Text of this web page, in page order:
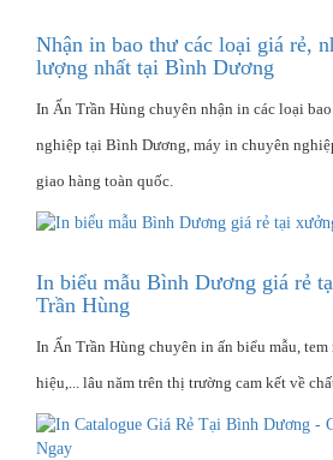
Nhận in bao thư các loại giá rẻ,
lượng nhất tại Bình Dương
In Ấn Trần Hùng chuyên nhận in các loại
nghiệp tại Bình Dương, máy in chuyên
giao hàng toàn quốc.
In biểu mẫu Bình Dương giá rẻ
Trần Hùng
In Ấn Trần Hùng chuyên in ấn biểu mẫu, tem
hiệu,... lâu năm trên thị trường cam kết về